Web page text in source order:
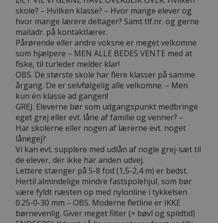
skole? – Hvilken klasse? – Hvor mange elever og
hvor mange lærere deltager? Samt tlf.nr. og gerne
mailadr. på kontaktlærer.
Pårørende eller andre voksne er meget velkomne
som hjælpere – MEN ALLE BEDES VENTE med at
fiske, til turleder melder klar!
OBS. De største skole har flere klasser på samme
årgang. De er selvfølgelig alle velkomne. – Men
kun én klasse ad gangen!
GREJ: Eleverne bør som udgangspunkt medbringe
eget grej eller evt. låne af familie og venner? –
Har skolerne eller nogen af lærerne evt. noget
lånegej?
Vi kan evt. supplere med udlån af nogle grej-sæt til
de elever, der ikke har anden udvej.
Lettere stænger på 5-8 fod (1,5-2,4 m) er bedst.
Hertil almindelige mindre fastspolehjul, som bør
være fyldt næsten op med nylonline i tykkelsen
0.25-0-30 mm – OBS. Moderne fletline er IKKE
børnevenlig. Giver meget filter (= bøvl og spildtid)